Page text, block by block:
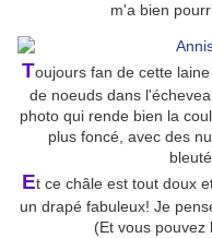
m'a bien
Toujours fan de cette
de noeuds dans
photo qui rende bien la
plus foncé, avec des
Et ce châle est tout doux
un drapé fabuleux! Je
(Et vous pouvez